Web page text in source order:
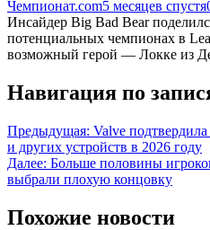
Чемпионат.com5 месяцев спустя
Инсайдер Big Bad Bear
потенциальных чемпионах в
возможный герой — Локке из
Навигация по
Предыдущая: Valve
и других устройств в 2026 году
Далее: Больше половины
выбрали плохую концовку
Похожие новости